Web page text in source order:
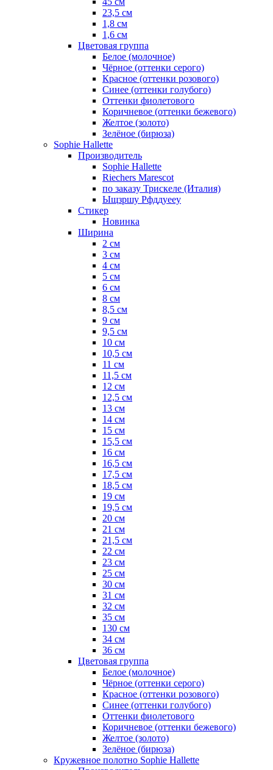
23,5 см
1,8 см
1,6 см
Цветовая группа
Белое (молочное)
Чёрное (оттенки серого)
Красное (оттенки розового)
Синее (оттенки голубого)
Оттенки фиолетового
Коричневое (оттенки бежевого)
Желтое (золото)
Зелёное (бирюза)
Sophie Hallette
Производитель
Sophie Hallette
Riechers Marescot
по заказу Трискеле (Италия)
Ыщзршу Рфддуееу
Стикер
Новинка
Ширина
2 см
3 см
4 см
5 см
6 см
8 см
8,5 см
9 см
9,5 см
10 см
10,5 см
11 см
11,5 см
12 см
12,5 см
13 см
14 см
15 см
15,5 см
16 см
16,5 см
17,5 см
18,5 см
19 см
19,5 см
20 см
21 см
21,5 см
22 см
23 см
25 см
30 см
31 см
32 см
35 см
130 см
34 см
36 см
Цветовая группа
Белое (молочное)
Чёрное (оттенки серого)
Красное (оттенки розового)
Синее (оттенки голубого)
Оттенки фиолетового
Коричневое (оттенки бежевого)
Желтое (золото)
Зелёное (бирюза)
Кружевное полотно Sophie Hallette